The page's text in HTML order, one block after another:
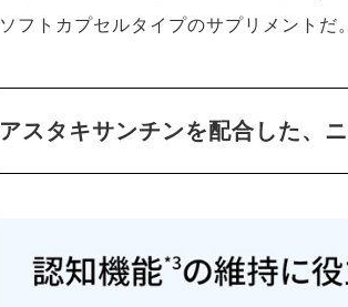
ソフトカプセルタイプのサプリメントだ。
アスタキサンチンを配合した、